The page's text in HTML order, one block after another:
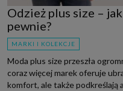
Odzież plus size –
pewnie?
MARKI I KOLEKCJE
Moda plus size przeszła
coraz więcej marek oferuje
komfort, ale także podkreślają